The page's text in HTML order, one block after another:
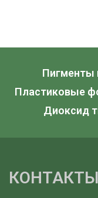
Пигменты
Пластиковые
Диоксид
КОНТАКТЫ